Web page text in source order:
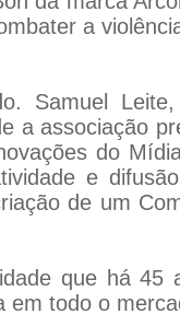
a
Samuel
a associação
do
e
de um
que há 45
em todo o